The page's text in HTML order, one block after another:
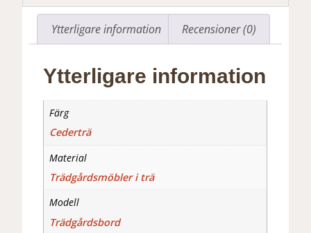
Ytterligare information Recensioner (0)
Ytterligare information
Färg
Cederträ
Material
Trädgårdsmöbler i trä
Modell
Trädgårdsbord